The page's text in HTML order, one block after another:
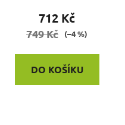
712 Kč
749 Kč (–4 %)
DO KOŠÍKU